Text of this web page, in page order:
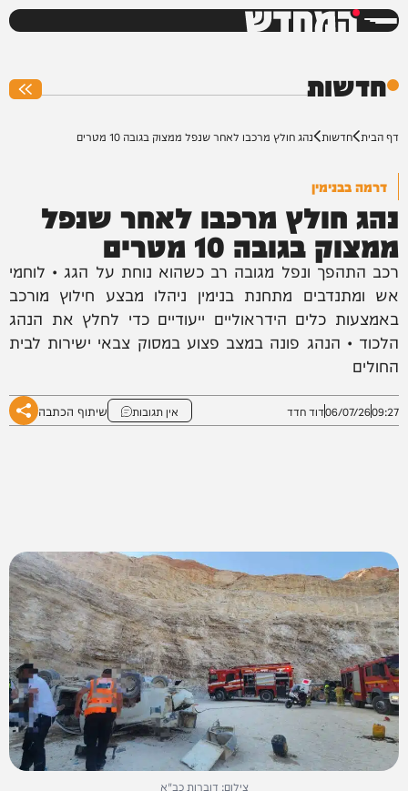
המחדש
חדשות
דף הבית חדשות נהג חולץ מרכבו לאחר שנפל ממצוק בגובה 10 מטרים
דרמה בבנימין
נהג חולץ מרכבו לאחר שנפל
ממצוק בגובה 10 מטרים
רכב התהפך ונפל מגובה רב כשהוא נוחת על הגג • לוחמי
אש ומתנדבים מתחנת בנימין ניהלו מבצע חילוץ מורכב
באמצעות כלים הידראוליים ייעודיים כדי לחלץ את הנהג
הלכוד • הנהג פונה במצב פצוע במסוק צבאי ישירות לבית
החולים
09:27
06/07/26דוד חדד אין תגובות שיתוף הכתבה
צילום: דוברות כב"א